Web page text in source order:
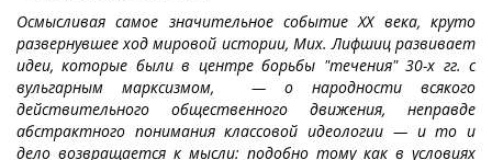
Осмысливая самое значительное событие XX века, круто
развернувшее ход мировой истории, Мих. Лифшиц развивает
идеи, которые были в центре борьбы "течения" 30-х гг. с
вульгарным марксизмом, — о народности всякого
действительного общественного движения, неправде
абстрактного понимания классовой идеологии — и то и
дело возвращается к мысли: подобно тому как в условиях